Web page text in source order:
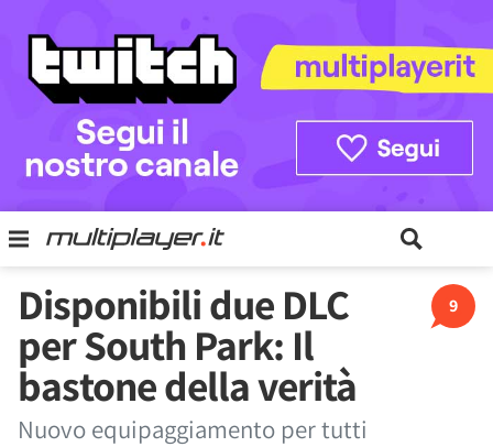
9
Disponibili due DLC
per South Park: Il
bastone della verità
Nuovo equipaggiamento per tutti